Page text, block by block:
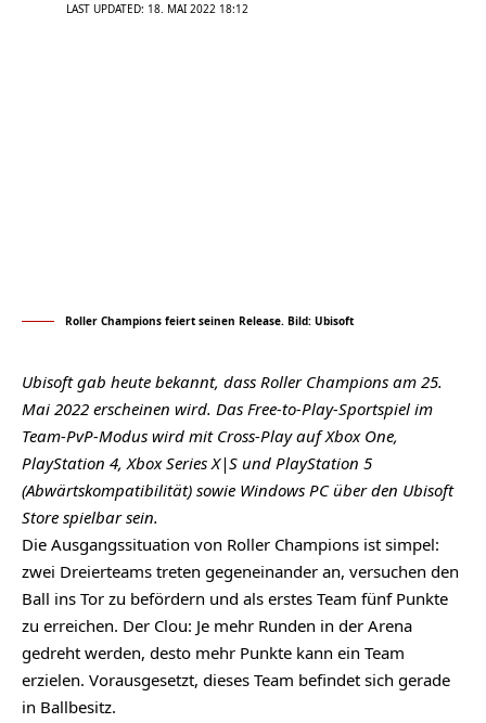
LAST UPDATED: 18. MAI 2022 18:12
Roller Champions feiert seinen Release. Bild: Ubisoft
Ubisoft gab heute bekannt, dass Roller Champions am 25.
Mai 2022 erscheinen wird. Das Free-to-Play-Sportspiel im
Team-PvP-Modus wird mit Cross-Play auf Xbox One,
PlayStation 4, Xbox Series X|S und PlayStation 5
(Abwärtskompatibilität) sowie Windows PC über den Ubisoft
Store spielbar sein.
Die Ausgangssituation von Roller Champions ist simpel:
zwei Dreierteams treten gegeneinander an, versuchen den
Ball ins Tor zu befördern und als erstes Team fünf Punkte
zu erreichen. Der Clou: Je mehr Runden in der Arena
gedreht werden, desto mehr Punkte kann ein Team
erzielen. Vorausgesetzt, dieses Team befindet sich gerade
in Ballbesitz.